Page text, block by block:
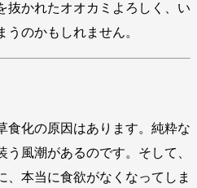
抜かれたオオカミよろしく、い
のかもしれません。
化の原因はあります。純粋な
風潮があるのです。そして、
、本当に食欲がなくなってしま